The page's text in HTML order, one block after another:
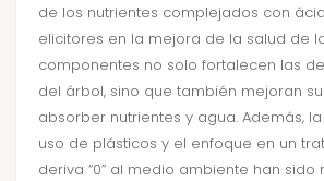
de los nutrientes complejados con
elicitores en la mejora de la salud de
componentes no solo fortalecen las
del árbol, sino que también mejoran
absorber nutrientes y agua. Además,
uso de plásticos y el enfoque en un
deriva “0” al medio ambiente han sido